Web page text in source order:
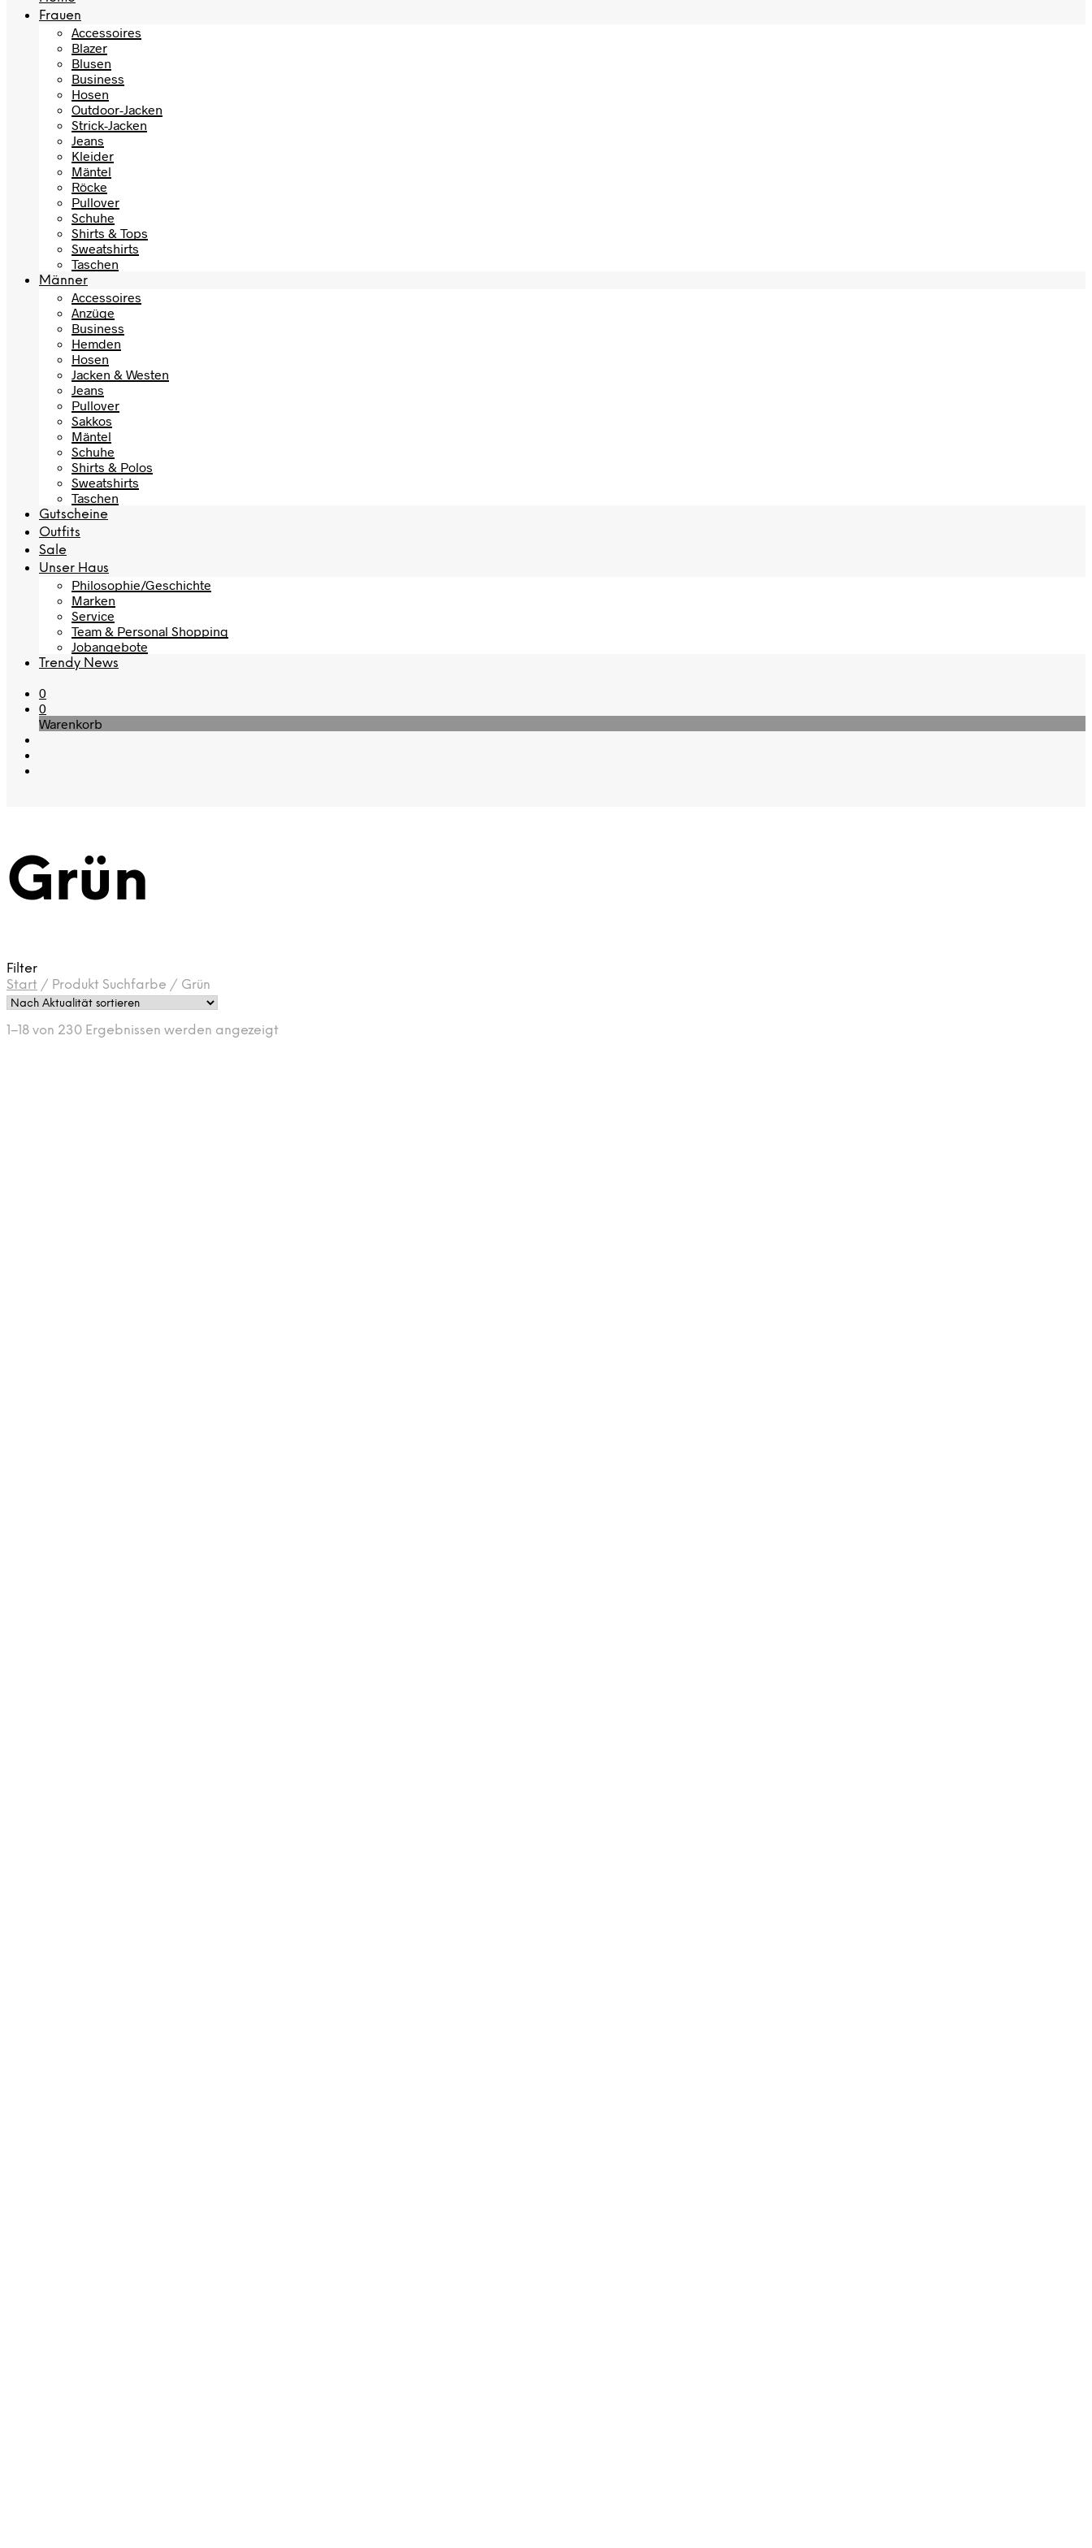
Frauen
Accessoires
Blazer
Blusen
Business
Hosen
Outdoor-Jacken
Strick-Jacken
Jeans
Kleider
Mäntel
Röcke
Pullover
Schuhe
Shirts & Tops
Sweatshirts
Taschen
Männer
Accessoires
Anzüge
Business
Hemden
Hosen
Jacken & Westen
Jeans
Pullover
Sakkos
Mäntel
Schuhe
Shirts & Polos
Sweatshirts
Taschen
Gutscheine
Outfits
Sale
Unser Haus
Philosophie/Geschichte
Marken
Service
Team & Personal Shopping
Jobangebote
Trendy News
0
0
Warenkorb
Grün
Filter
Start / Produkt Suchfarbe / Grün
1–18 von 230 Ergebnissen werden angezeigt